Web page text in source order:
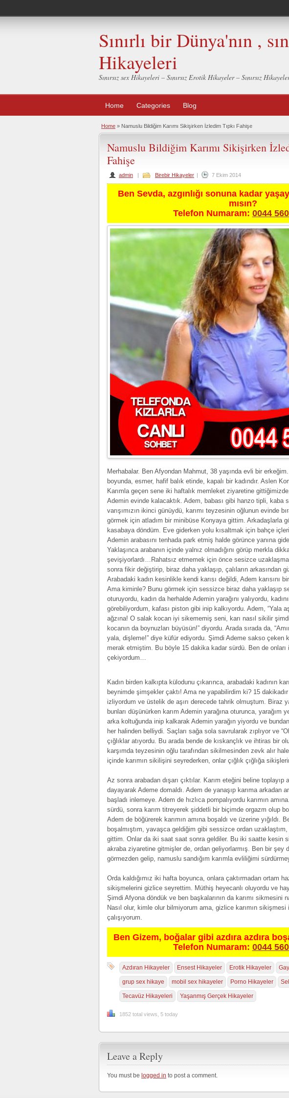
Sınırlı bir Dünya'nın ,
Hikayeleri
Sınırsız sex Hikayeleri – Sınırsız Erotik Hikayeler – Sınırsız
Home Categories Blog
Home » Namuslu Bildiğim Karımı Sikişirken İzledim Tıpkı Fahişe
Namuslu Bildiğim Karımı Sikişirken
Fahişe
admin | Birebir Hikayeler | 7 Ekim 2014
Ben Sevda, azgınlığı sonuna kadar
mısın?
Telefon Numaram: 0044
Merhabalar. Ben Afyondan Mahmut, 38 yaşında evli bir
boyunda, esmer, hafif balık etinde, kapalı bir kadındır. Aslen
Karımla geçen sene iki haftalık memleket ziyaretine
Ademin evinde kalacaktık. Adem, babası gibi hanzo tipli, kaba
varışımızın ikinci günüydü, karımı teyzesinin oğlunun evinde
görmek için atladım bir minibüse Konyaya gittim. Arkadaşlarla
kasabaya döndüm. Eve giderken yolu kısaltmak için bahçe
Ademin arabasını tenhada park etmiş halde görünce yanına
Yaklaşınca arabanın içinde yalnız olmadığını görüp merkla
şevişiyorlardı…Rahatsız etmemek için önce sesizce
sonra fikir değiştirip, biraz daha yaklaşıp, çalıların arkasından
Arabadaki kadın kesinlikle kendi karısı değildi, Adem karısını
Ama kiminle? Bunu görmek için sessizce biraz daha yaklaşıp
oturuyordu, kadın da herhalde Ademin yarağını yalıyordu,
görebiliyordum, kafası piston gibi inip kalkıyordu. Adem, “Yala
ağzına! O salak kocan iyi sikememiş seni, karı nasıl sikilir
kocanın da boynuzları büyüsün!” diyordu. Arada sırada da,
yala, dişleme!” diye küfür ediyordu. Şimdi Ademe sakso çeken
merak etmiştim. Bu böyle 15 dakika kadar sürdü. Ben de onları
çekiyordum…
Kadın birden kalkıpta külodunu çıkarınca, arabadaki kadının
beynimde şimşekler çaktı! Ama ne yapabilirdim ki? 15
izliyordum ve üstelik de aşırı derecede tahrik olmuştum. Biraz
bunları düşünürken karım Ademin yarağına oturunca, yarağım
arka koltuğunda inip kalkarak Ademin yarağın yiyordu ve
her halinden belliydi. Saçları sağa sola savrularak zıplıyor ve
çığlıklar atıyordu. Bu arada bende de kıskançlık ve ihtiras bir
karşımda teyzesinin oğlu tarafından sikilmesinden zevk alır
içinde karımın sikilişini seyrederken, onlar çığlık çığlığa
Az sonra arabadan dışarı çıktılar. Karım eteğini beline toplayıp
dayayarak Ademe domaldı. Adem de yanaşıp karıma arkadan
başladı inlemeye. Adem de hızlıca pompalıyordu karımın
sürdü, sonra karım titreyerek şiddetli bir biçimde orgazm olup
Adem de böğürerek karımın amına boşaldı ve üzerine yığıldı.
boşalmıştım, yavaşca geldiğim gibi sessizce ordan
gittim. Onlar da iki saat saat sonra geldiler. Bu iki saatte kesin
akraba ziyaretine gitmişler de, ordan geliyorlarmış. Ben bir şey
görmezden gelip, namuslu sandığım karımla evliliğimi
Orda kaldığımız iki hafta boyunca, onlara çaktırmadan ortam
sikişmelerini gizlice seyrettim. Müthiş heyecanlı oluyordu ve
Şimdi Afyona döndük ve ben başkalarının da karımı sikmesini
Nasıl olur, kimle olur bilmiyorum ama, gizlice karımın
çalışıyorum.
Ben Gizem, boğalar gibi azdıra azdıra
Telefon Numaram: 0044
Azdıran Hikayeler Ensest Hikayeler Erotik Hikayeler
grup sex hikaye mobil sex hikayeler Porno Hikayeler
Tecavüz Hikayeleri Yaşanmış Gerçek Hikayeler
1852 total views, 5 today
Leave a Reply
You must be logged in to post a comment.